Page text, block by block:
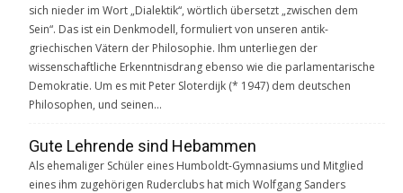
sich nieder im Wort „Dialektik“, wörtlich übersetzt „zwischen dem
Sein“. Das ist ein Denkmodell, formuliert von unseren antik-
griechischen Vätern der Philosophie. Ihm unterliegen der
wissenschaftliche Erkenntnisdrang ebenso wie die parlamentarische
Demokratie. Um es mit Peter Sloterdijk (* 1947) dem deutschen
Philosophen, und seinen…
Gute Lehrende sind Hebammen
Als ehemaliger Schüler eines Humboldt-Gymnasiums und Mitglied
eines ihm zugehörigen Ruderclubs hat mich Wolfgang Sanders